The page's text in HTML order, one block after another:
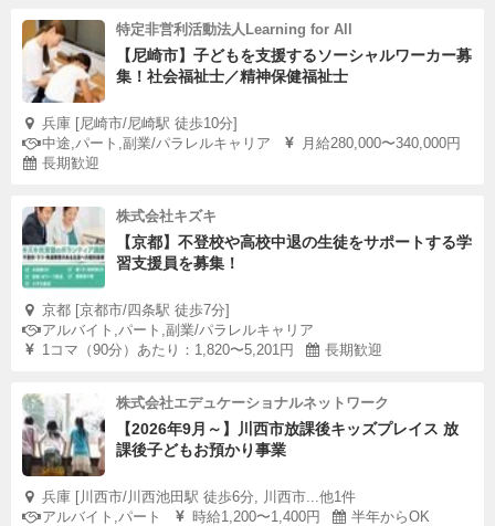
特定非営利活動法人Learning for All
【尼崎市】子どもを支援するソーシャルワーカー募
集！社会福祉士／精神保健福祉士
兵庫 [尼崎市/尼崎駅 徒歩10分]
中途,パート,副業/パラレルキャリア
月給280,000〜340,000円
長期歓迎
株式会社キズキ
【京都】不登校や高校中退の生徒をサポートする学
習支援員を募集！
京都 [京都市/四条駅 徒歩7分]
アルバイト,パート,副業/パラレルキャリア
1コマ（90分）あたり：1,820〜5,201円
長期歓迎
株式会社エデュケーショナルネットワーク
【2026年9月～】川西市放課後キッズプレイス 放
課後子どもお預かり事業
兵庫 [川西市/川西池田駅 徒歩6分, 川西市...他1件
アルバイト,パート
時給1,200〜1,400円 半年からOK